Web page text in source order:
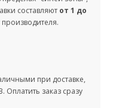
составляют от 1 до
производителя.
при доставке,
Оплатить заказ сразу